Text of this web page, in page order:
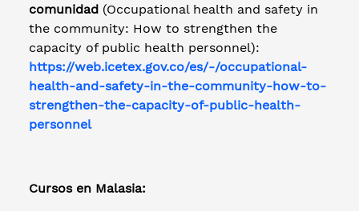
comunidad (Occupational health and safety in
the community: How to strengthen the
capacity of public health personnel):
https://web.icetex.gov.co/es/-/occupational-
health-and-safety-in-the-community-how-to-
strengthen-the-capacity-of-public-health-
personnel
Cursos en Malasia: